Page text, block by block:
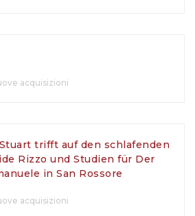
acquisizioni
trifft auf den schlafenden
Rizzo und Studien für Der
in San Rossore
acquisizioni